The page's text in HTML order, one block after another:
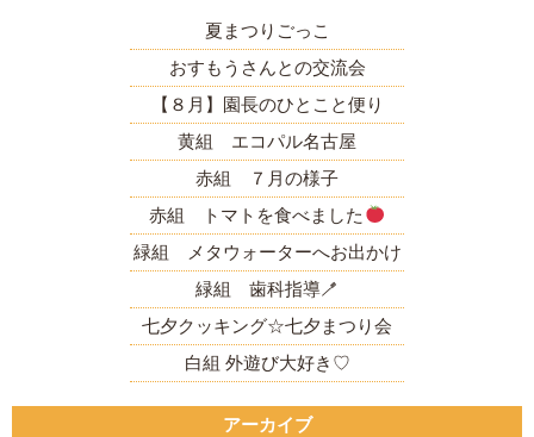
夏まつりごっこ
おすもうさんとの交流会
【８月】園長のひとこと便り
黄組 エコパル名古屋
赤組 ７月の様子
赤組 トマトを食べました
緑組 メタウォーターへお出かけ
緑組 歯科指導🪥
七夕クッキング☆七夕まつり会
白組 外遊び大好き♡
アーカイブ